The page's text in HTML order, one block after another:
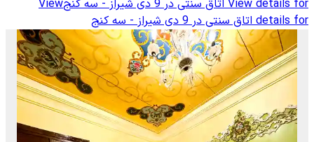
View details for اتاق سنتی در 9 دی شیراز - سه کنج
View
details for اتاق سنتی در 9 دی شیراز - سه کنج